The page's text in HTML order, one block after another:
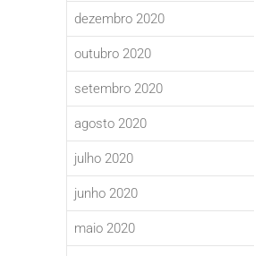
dezembro 2020
outubro 2020
setembro 2020
agosto 2020
julho 2020
junho 2020
maio 2020